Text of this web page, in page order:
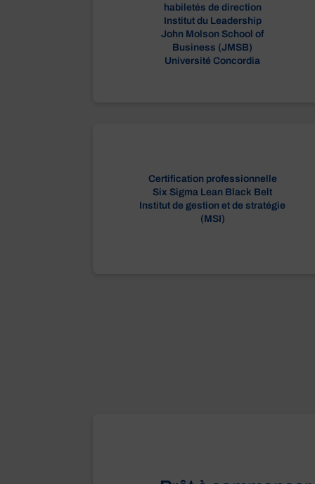
habiletés de direction
Institut du Leadership
John Molson School of
Business (JMSB)
Université Concordia
Certification professionnelle
Six Sigma Lean Black Belt
Institut de gestion et de stratégie
(MSI)